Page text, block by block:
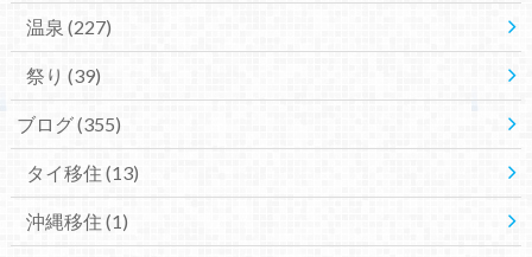
温泉 (227)
祭り (39)
ブログ(355)
タイ移住 (13)
沖縄移住 (1)